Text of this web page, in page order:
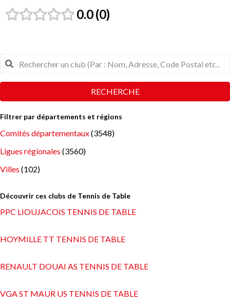
0.0 0
RECHERCHE
Filtrer par départements et régions
Comités départementaux(3548)
Ligues régionales (3560)
Villes (102)
Découvrir ces clubs de Tennis de Table
PPC LIOUJACOIS TENNIS DE TABLE
HOYMILLE TT TENNIS DE TABLE
RENAULT DOUAI AS TENNIS DE TABLE
VGA ST MAUR US TENNIS DE TABLE